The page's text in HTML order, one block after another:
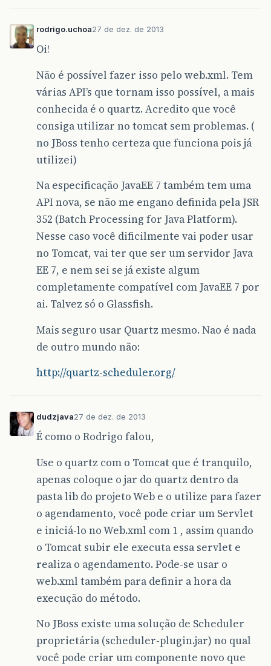
rodrigo.uchoa27 de dez. de 2013
Oi!
Não é possível fazer isso pelo web.xml. Tem
várias API’s que tornam isso possível, a mais
conhecida é o quartz. Acredito que você
consiga utilizar no tomcat sem problemas. (
no JBoss tenho certeza que funciona pois já
utilizei)
Na especificação JavaEE 7 também tem uma
API nova, se não me engano definida pela JSR
352 (Batch Processing for Java Platform).
Nesse caso você dificilmente vai poder usar
no Tomcat, vai ter que ser um servidor Java
EE 7, e nem sei se já existe algum
completamente compatível com JavaEE 7 por
ai. Talvez só o Glassfish.
Mais seguro usar Quartz mesmo. Nao é nada
de outro mundo não:
http://quartz-scheduler.org/
dudzjava27 de dez. de 2013
É como o Rodrigo falou,
Use o quartz com o Tomcat que é tranquilo,
apenas coloque o jar do quartz dentro da
pasta lib do projeto Web e o utilize para fazer
o agendamento, você pode criar um Servlet
e iniciá-lo no Web.xml com 1 , assim quando
o Tomcat subir ele executa essa servlet e
realiza o agendamento. Pode-se usar o
web.xml também para definir a hora da
execução do método.
No JBoss existe uma solução de Scheduler
proprietária (scheduler-plugin.jar) no qual
você pode criar um componente novo que